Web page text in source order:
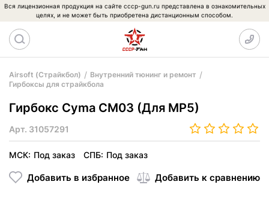
Вся лицензионная продукция на сайте cccp-gun.ru представлена в ознакомительных
целях, и не может быть приобретена дистанционным способом.
Airsoft (Страйкбол)
Внутренний тюнинг и ремонт
Гирбоксы для страйкбола
Гирбокс Cyma CM03 (Для MP5)
Арт. 31057291
МСК: Под заказ СПБ: Под заказ
Добавить в избранное Добавить к сравнению